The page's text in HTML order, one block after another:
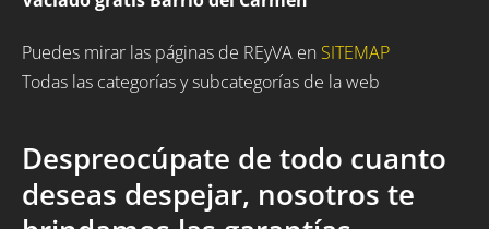
Puedes mirar las páginas de REyVA en SITEMAP
Todas las categorías y subcategorías de la web
Despreocúpate de todo cuanto
deseas despejar, nosotros te